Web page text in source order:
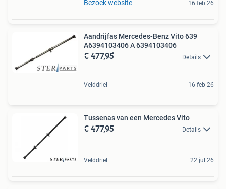
Bezoek website
16 feb 26
Aandrijfas Mercedes-Benz Vito 639
A6394103406 A 6394103406
€ 477,95 Details
Velddriel 16 feb 26
Tussenas van een Mercedes Vito
€ 477,95 Details
Velddriel 22 jul 26